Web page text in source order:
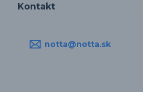
Kontakt
notta@notta.sk